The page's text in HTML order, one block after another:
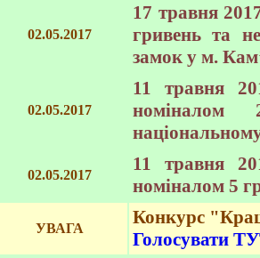
02.05.2017
17 травня
гривень та
замок у м.
02.05.2017
11 травня
02.05.2017
11 травня
номіналом 5
УВАГА
Конкурс
Голосувати